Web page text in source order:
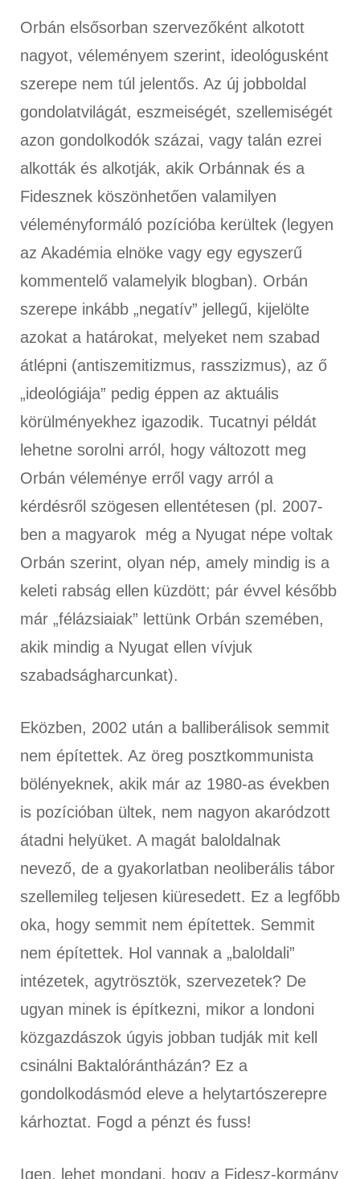
Orbán elsősorban szervezőként alkotott
nagyot, véleményem szerint, ideológusként
szerepe nem túl jelentős. Az új jobboldal
gondolatvilágát, eszmeiségét, szellemiségét
azon gondolkodók százai, vagy talán ezrei
alkották és alkotják, akik Orbánnak és a
Fidesznek köszönhetően valamilyen
véleményformáló pozícióba kerültek (legyen
az Akadémia elnöke vagy egy egyszerű
kommentelő valamelyik blogban). Orbán
szerepe inkább „negatív” jellegű, kijelölte
azokat a határokat, melyeket nem szabad
átlépni (antiszemitizmus, rasszizmus), az ő
„ideológiája” pedig éppen az aktuális
körülményekhez igazodik. Tucatnyi példát
lehetne sorolni arról, hogy változott meg
Orbán véleménye erről vagy arról a
kérdésről szögesen ellentétesen (pl. 2007-
ben a magyarok még a Nyugat népe voltak
Orbán szerint, olyan nép, amely mindig is a
keleti rabság ellen küzdött; pár évvel később
már „félázsiaiak” lettünk Orbán szemében,
akik mindig a Nyugat ellen vívjuk
szabadságharcunkat).
Eközben, 2002 után a balliberálisok semmit
nem építettek. Az öreg posztkommunista
bölényeknek, akik már az 1980-as években
is pozícióban ültek, nem nagyon akaródzott
átadni helyüket. A magát baloldalnak
nevező, de a gyakorlatban neoliberális tábor
szellemileg teljesen kiüresedett. Ez a legfőbb
oka, hogy semmit nem építettek. Semmit
nem építettek. Hol vannak a „baloldali”
intézetek, agytrösztök, szervezetek? De
ugyan minek is építkezni, mikor a londoni
közgazdászok úgyis jobban tudják mit kell
csinálni Baktalórántházán? Ez a
gondolkodásmód eleve a helytartószerepre
kárhoztat. Fogd a pénzt és fuss!
Igen, lehet mondani, hogy a Fidesz-kormány